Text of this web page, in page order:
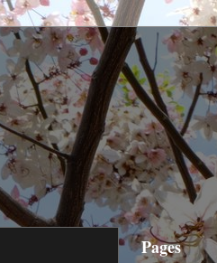
Pages